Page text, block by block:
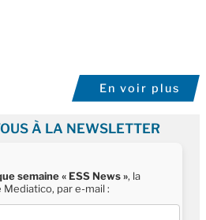
En voir plus
À LA NEWSLETTER
semaine « ESS News », la
par e-mail :